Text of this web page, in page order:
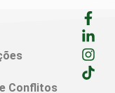
Conflitos